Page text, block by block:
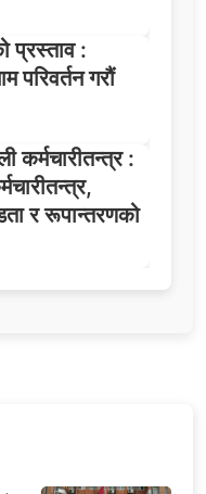
प्रस्ताव :
परिवर्तन गरौं
कर्मचारीतन्त्र :
र रूपान्तरणको